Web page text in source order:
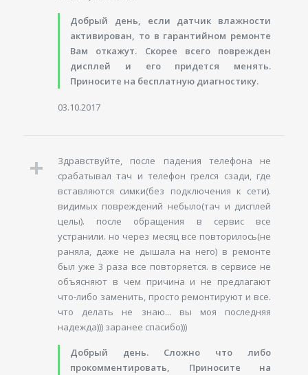
Добрый день, если датчик влажности
активирован, то в гарантийном ремонте
Вам откажут. Скорее всего поврежден
дисплей и его придется менять.
Приносите на бесплатную диагностику.
03.10.2017
Здравствуйте, после падения телефона не
срабатывал тач и телефон грелся сзади, где
вставляются симки(без подключения к сети).
видимых повреждений небыло(тач и дисплей
целы). после обращения в сервис все
устранили. но через месяц все повторилось(не
раняла, даже не дышала на него) в ремонте
был уже 3 раза все повторяется. в сервисе не
объясняют в чем причина и не предлагают
что-либо заменить, просто ремонтируют и все.
что делать не знаю... вы моя последняя
надежда))) заранее спасибо)))
Добрый день. Сложно что либо
прокомментировать, Приносите на